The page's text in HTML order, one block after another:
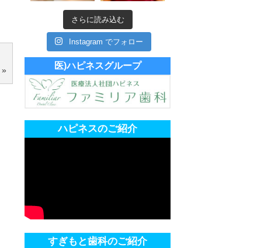
»
さらに読み込む
Instagram でフォロー
医)ハピネスグループ
ハピネスのご紹介
すぎもと歯科のご紹介